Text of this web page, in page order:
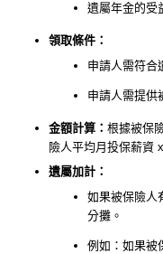
遺屬年金的受
領取條件：
申請人需符合
申請人需提供
金額計算： 根據被保
險人平均月投保薪資
遺屬加計：
如果被保險人
分攤。
例如：如果被